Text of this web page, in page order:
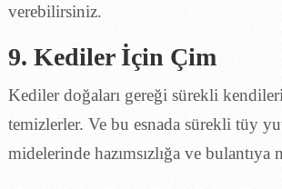
verebilirsiniz.
9. Kediler İçin Çim
Kediler doğaları gereği sürekli
temizlerler. Ve bu esnada sürekli tüy
midelerinde hazımsızlığa ve bulantıya